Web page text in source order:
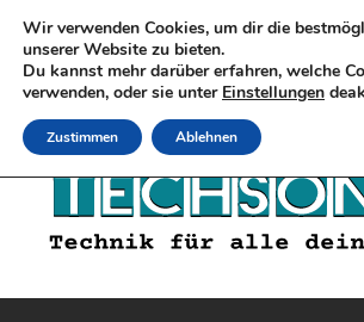
Wir verwenden Cookies, um dir die
unserer Website zu bieten.
Du kannst mehr darüber erfahren, welche
verwenden, oder sie unter Einstellungen
Zustimmen Ablehnen